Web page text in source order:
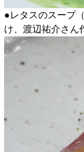
●レタスのスープ
け、渡辺祐介さん